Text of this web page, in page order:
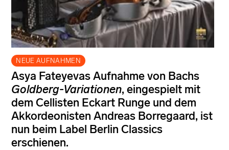
NEUE AUFNAHMEN
Asya Fateyevas Aufnahme von Bachs
Goldberg-Variationen, eingespielt mit
dem Cellisten Eckart Runge und dem
Akkordeonisten Andreas Borregaard, ist
nun beim Label Berlin Classics
erschienen.